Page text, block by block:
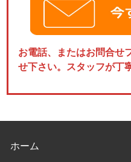
お電話、またはお問合せ
せ下さい。スタッフが丁
ホーム